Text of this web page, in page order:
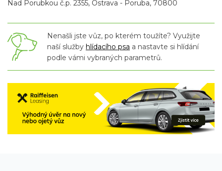
Nad Porubkou č.p. 2355, Ostrava - Poruba, 70800
Nenašli jste vůz, po kterém toužíte? Využijte
naší služby hlídacího psa a nastavte si hlídání
podle vámi vybraných parametrů.